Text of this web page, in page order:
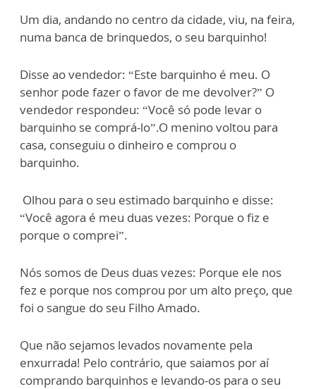
Um dia, andando no centro da cidade, viu, na feira,
numa banca de brinquedos, o seu barquinho!
Disse ao vendedor: “Este barquinho é meu. O
senhor pode fazer o favor de me devolver?” O
vendedor respondeu: “Você só pode levar o
barquinho se comprá-lo”.O menino voltou para
casa, conseguiu o dinheiro e comprou o
barquinho.
Olhou para o seu estimado barquinho e disse:
“Você agora é meu duas vezes: Porque o fiz e
porque o comprei”.
Nós somos de Deus duas vezes: Porque ele nos
fez e porque nos comprou por um alto preço, que
foi o sangue do seu Filho Amado.
Que não sejamos levados novamente pela
enxurrada! Pelo contrário, que saiamos por aí
comprando barquinhos e levando-os para o seu